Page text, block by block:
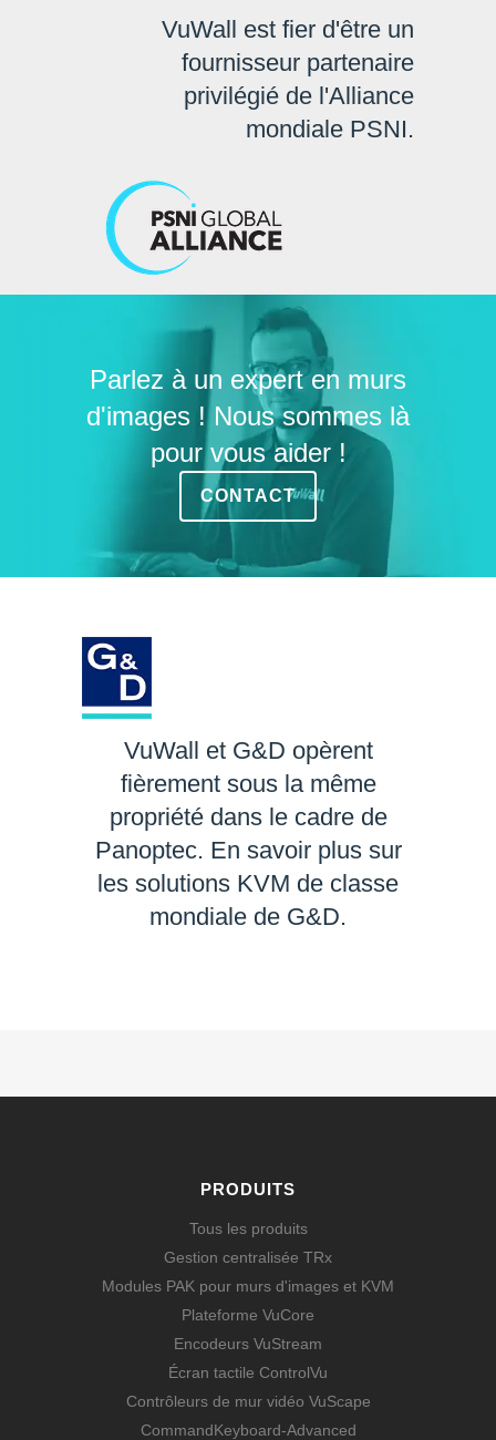
VuWall est fier d'être un
fournisseur partenaire
privilégié de l'Alliance
mondiale PSNI.
Parlez à un expert en murs
d'images ! Nous sommes là
pour vous aider !
CONTACT
VuWall et G&D opèrent
fièrement sous la même
propriété dans le cadre de
Panoptec. En savoir plus sur
les solutions KVM de classe
mondiale de G&D.
PRODUITS
Tous les produits
Gestion centralisée TRx
Modules PAK pour murs d'images et KVM
Plateforme VuCore
Encodeurs VuStream
Écran tactile ControlVu
Contrôleurs de mur vidéo VuScape
CommandKeyboard-Advanced